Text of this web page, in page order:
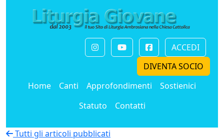
ACCEDI
DIVENTA SOCIO
Home
Canti Approfondimenti
Sostienici
Statuto
Contatti
Tutti gli articoli pubblicati